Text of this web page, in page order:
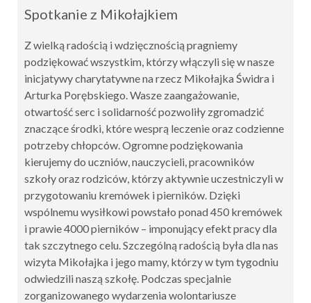
Spotkanie z Mikołajkiem
Z wielką radością i wdzięcznością pragniemy
podziękować wszystkim, którzy włączyli się w nasze
inicjatywy charytatywne na rzecz Mikołajka Świdra i
Arturka Porębskiego. Wasze zaangażowanie,
otwartość serc i solidarność pozwoliły zgromadzić
znaczące środki, które wesprą leczenie oraz codzienne
potrzeby chłopców. Ogromne podziękowania
kierujemy do uczniów, nauczycieli, pracowników
szkoły oraz rodziców, którzy aktywnie uczestniczyli w
przygotowaniu kremówek i pierników. Dzięki
wspólnemu wysiłkowi powstało ponad 450 kremówek
i prawie 4000 pierników – imponujący efekt pracy dla
tak szczytnego celu. Szczególną radością była dla nas
wizyta Mikołajka i jego mamy, którzy w tym tygodniu
odwiedzili naszą szkołę. Podczas specjalnie
zorganizowanego wydarzenia wolontariusze